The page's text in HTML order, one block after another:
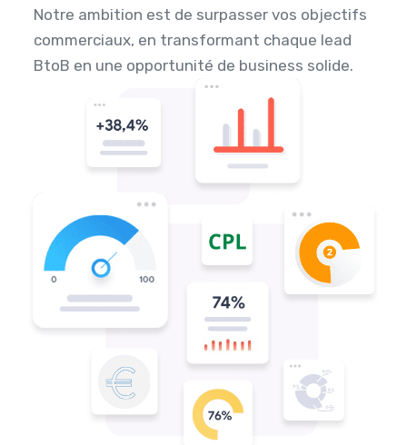
Notre ambition est de surpasser vos objectifs
commerciaux, en transformant chaque lead
BtoB en une opportunité de business solide.